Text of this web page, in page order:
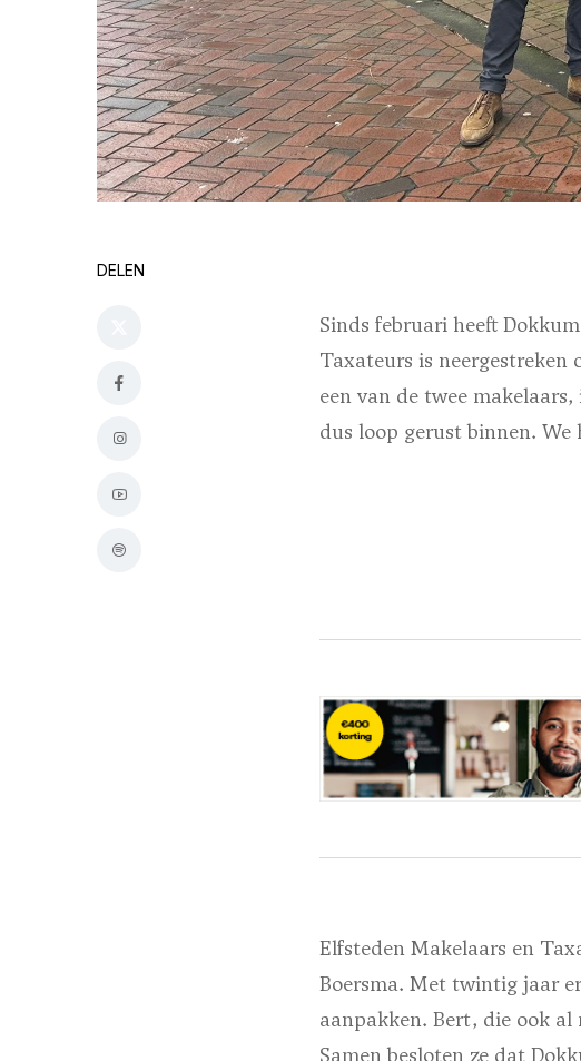
DELEN
Sinds februari heeft
Taxateurs is neergestreken
een van de twee
dus loop gerust binnen.
Elfsteden Makelaars en
Boersma. Met twintig jaar
aanpakken. Bert, die ook
Samen besloten ze dat